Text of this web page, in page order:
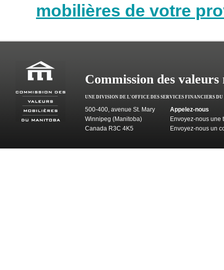
mobilières de votre
Commission des
UNE DIVISION DE L'OFFICE DES SERVICES FINANCIERS
500-400, avenue St. Mary
Winnipeg (Manitoba)
Canada R3C 4K5
Appelez-nous
Envoyez-nous une
Envoyez-nous un